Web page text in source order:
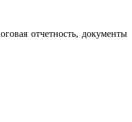
отчетность, документы